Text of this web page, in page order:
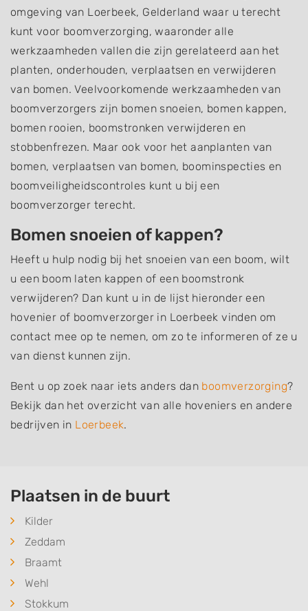
omgeving van Loerbeek, Gelderland waar u terecht
kunt voor boomverzorging, waaronder alle
werkzaamheden vallen die zijn gerelateerd aan het
planten, onderhouden, verplaatsen en verwijderen
van bomen. Veelvoorkomende werkzaamheden van
boomverzorgers zijn bomen snoeien, bomen kappen,
bomen rooien, boomstronken verwijderen en
stobbenfrezen. Maar ook voor het aanplanten van
bomen, verplaatsen van bomen, boominspecties en
boomveiligheidscontroles kunt u bij een
boomverzorger terecht.
Bomen snoeien of kappen?
Heeft u hulp nodig bij het snoeien van een boom, wilt
u een boom laten kappen of een boomstronk
verwijderen? Dan kunt u in de lijst hieronder een
hovenier of boomverzorger in Loerbeek vinden om
contact mee op te nemen, om zo te informeren of ze u
van dienst kunnen zijn.
Bent u op zoek naar iets anders dan boomverzorging?
Bekijk dan het overzicht van alle hoveniers en andere
bedrijven in Loerbeek.
Plaatsen in de buurt
Kilder
Zeddam
Braamt
Wehl
Stokkum